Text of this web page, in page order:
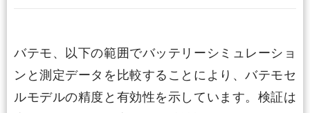
バテモ、以下の範囲でバッテリーシミュレーショ
ンと測定データを比較することにより、バテモセ
ルモデルの精度と有効性を示しています。検証は